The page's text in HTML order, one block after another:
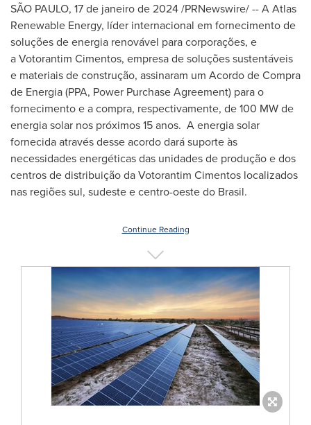
SÃO PAULO, 17 de janeiro de 2024/PRNewswire/ -- A Atlas
Renewable Energy, líder internacional em fornecimento de
soluções de energia renovável para corporações, e
a Votorantim Cimentos, empresa de soluções sustentáveis
e materiais de construção, assinaram um Acordo de Compra
de Energia (PPA, Power Purchase Agreement) para o
fornecimento e a compra, respectivamente, de 100 MW de
energia solar nos próximos 15 anos. A energia solar
fornecida através desse acordo dará suporte às
necessidades energéticas das unidades de produção e dos
centros de distribuição da Votorantim Cimentos localizados
nas regiões sul, sudeste e centro-oeste do Brasil.
Continue Reading